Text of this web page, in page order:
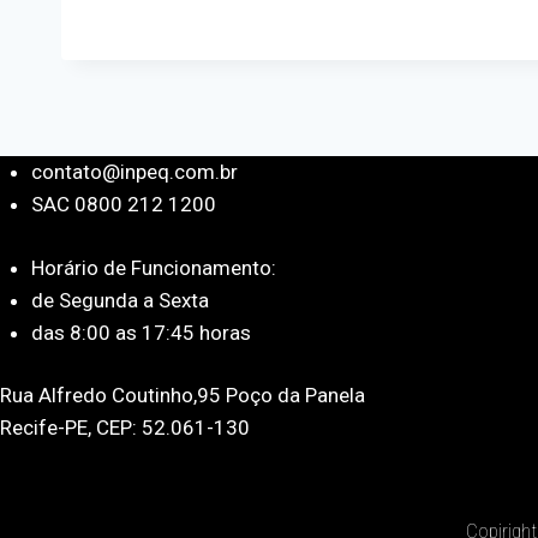
contato@inpeq.com.br
SAC 0800 212 1200
Horário de Funcionamento:
de Segunda a Sexta
das 8:00 as 17:45 horas
Rua Alfredo Coutinho,95 Poço da Panela
Recife-PE, CEP: 52.061-130